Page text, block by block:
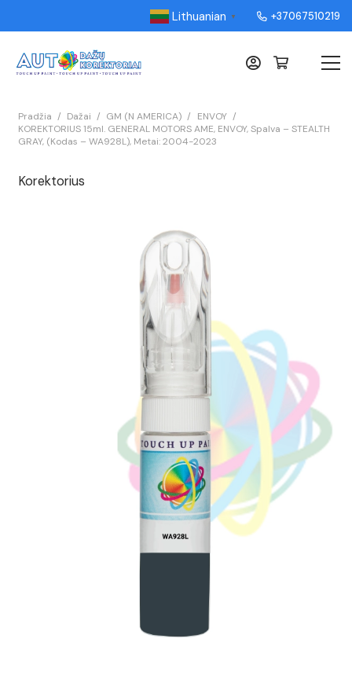
Lithuanian ▼ +37067510219
Pradžia / Dažai / GM (N AMERICA) / ENVOY /
KOREKTORIUS 15ml. GENERAL MOTORS AME, ENVOY, Spalva – STEALTH
GRAY, (Kodas – WA928L), Metai: 2004-2023
Korektorius